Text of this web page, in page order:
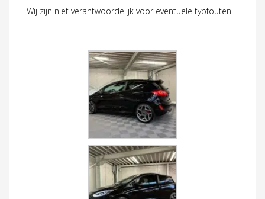
Wij zijn niet verantwoordelijk voor eventuele typfouten